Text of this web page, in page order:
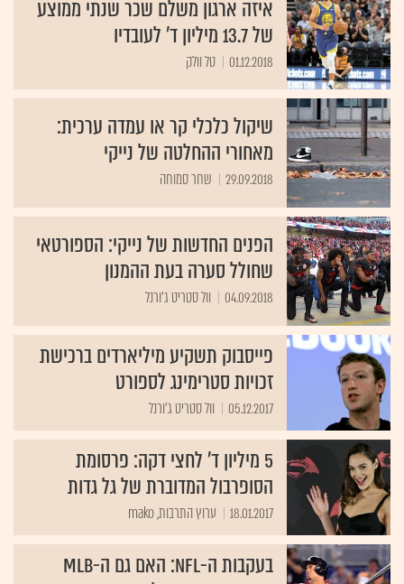
איזה ארגון משלם שכר שנתי ממוצע
של 13.7 מיליון ד' לעובדיו
01.12.2018 טל וולק
שיקול כלכלי קר או עמדה ערכית:
מאחורי ההחלטה של נייקי
29.09.2018 שחר סמוחה
הפנים החדשות של נייקי: הספורטאי
שחולל סערה בעת ההמנון
04.09.2018 וול סטריט ג'ורנל
פייסבוק תשקיע מיליארדים ברכישת
זכויות סטרימינג לספורט
05.12.2017 וול סטריט ג'ורנל
5 מיליון ד' לחצי דקה: פרסומת
הסופרבול המדוברת של גל גדות
18.01.2017 ערוץ התרבות, mako
בעקבות ה-NFL: האם גם ה-MLB